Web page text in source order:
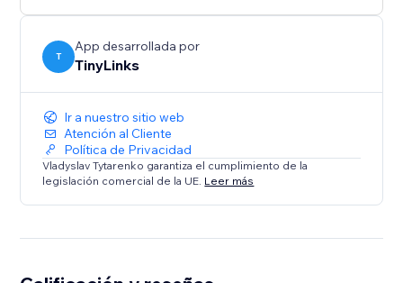
T
App desarrollada por
TinyLinks
Ir a nuestro sitio web
Atención al Cliente
Política de Privacidad
Vladyslav Tytarenko garantiza el cumplimiento de la
legislación comercial de la UE. Leer más